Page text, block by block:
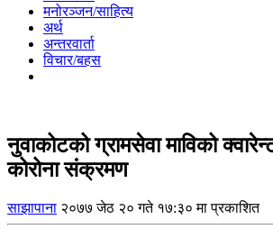
मनोरञ्जन/साहित्य
अर्थ
अन्तरवार्ता
विचार/बहस
नुवाकोटको ग्रामसेवा माविको
कोरोना संक्रमण
साझापाना २०७७ जेठ २० गते १७:३० मा प्रकाशित